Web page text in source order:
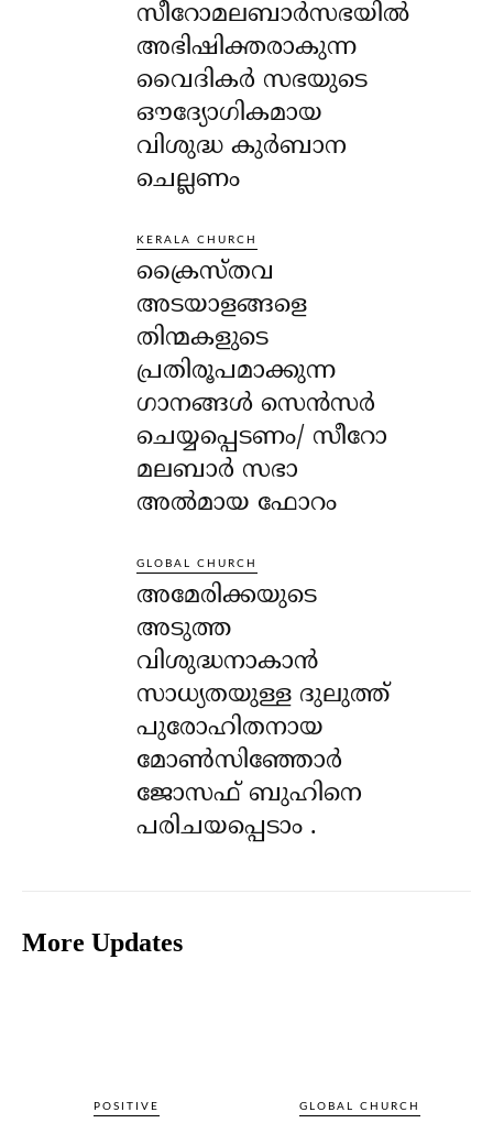
സീറോമലബാർസഭയിൽ
അഭിഷിക്തരാകുന്ന
വൈദികർ സഭയുടെ
ഔദ്യോഗികമായ
വിശുദ്ധ കുർബാന
ചെല്ലണം
KERALA CHURCH
ക്രൈസ്തവ
അടയാളങ്ങളെ
തിന്മകളുടെ
പ്രതിരൂപമാക്കുന്ന
ഗാനങ്ങൾ സെൻസർ
ചെയ്യപ്പെടണം/ സീറോ
മലബാർ സഭാ
അൽമായ ഫോറം
GLOBAL CHURCH
അമേരിക്കയുടെ
അടുത്ത
വിശുദ്ധനാകാൻ
സാധ്യതയുള്ള ദുലുത്ത്
പുരോഹിതനായ
മോൺസിഞ്ഞോർ
ജോസഫ് ബുഹിനെ
പരിചയപ്പെടാം .
More Updates
POSITIVE GLOBAL CHURCH